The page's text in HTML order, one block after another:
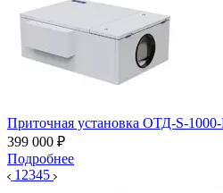
Приточная установка ОТД-S-
399 000 ₽
Подробнее
1 2345